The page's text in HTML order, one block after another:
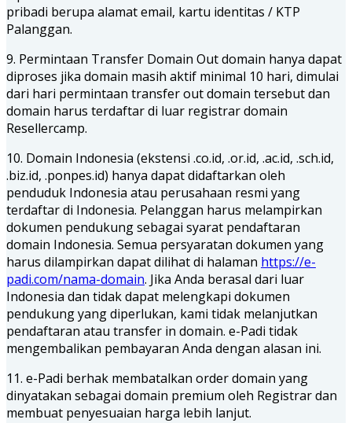
pribadi berupa alamat email, kartu identitas / KTP
Palanggan.
9. Permintaan Transfer Domain Out domain hanya dapat
diproses jika domain masih aktif minimal 10 hari, dimulai
dari hari permintaan transfer out domain tersebut dan
domain harus terdaftar di luar registrar domain
Resellercamp.
10. Domain Indonesia (ekstensi .co.id, .or.id, .ac.id, .sch.id,
.biz.id, .ponpes.id) hanya dapat didaftarkan oleh
penduduk Indonesia atau perusahaan resmi yang
terdaftar di Indonesia. Pelanggan harus melampirkan
dokumen pendukung sebagai syarat pendaftaran
domain Indonesia. Semua persyaratan dokumen yang
harus dilampirkan dapat dilihat di halaman https://e-
padi.com/nama-domain. Jika Anda berasal dari luar
Indonesia dan tidak dapat melengkapi dokumen
pendukung yang diperlukan, kami tidak melanjutkan
pendaftaran atau transfer in domain. e-Padi tidak
mengembalikan pembayaran Anda dengan alasan ini.
11. e-Padi berhak membatalkan order domain yang
dinyatakan sebagai domain premium oleh Registrar dan
membuat penyesuaian harga lebih lanjut.